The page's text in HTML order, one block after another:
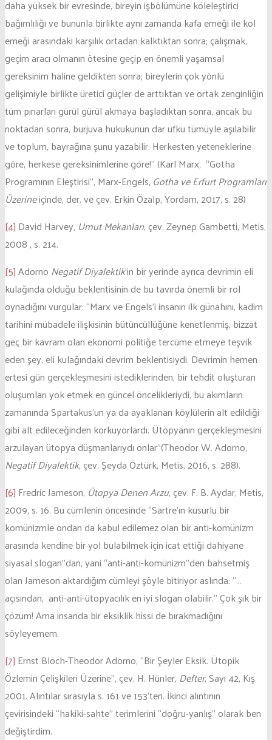
daha yüksek bir evresinde, bireyin işbölümüne köleleştirici
bağımlılığı ve bununla birlikte aynı zamanda kafa emeği ile kol
emeği arasındaki karşılık ortadan kalktıktan sonra; çalışmak,
geçim aracı olmanın ötesine geçip en önemli yaşamsal
gereksinim haline geldikten sonra; bireylerin çok yönlü
gelişimiyle birlikte üretici güçler de arttıktan ve ortak zenginliğin
tüm pınarları gürül gürül akmaya başladıktan sonra, ancak bu
noktadan sonra, burjuva hukukunun dar ufku tümüyle aşılabilir
ve toplum, bayrağına şunu yazabilir: Herkesten yeteneklerine
göre, herkese gereksinimlerine göre!” (Karl Marx, “Gotha
Programının Eleştirisi”, Marx-Engels, Gotha ve Erfurt Programları
Üzerineiçinde, der. ve çev. Erkin Özalp, Yordam, 2017, s. 28)
[4] David Harvey, Umut Mekanları, çev. Zeynep Gambetti, Metis,
2008 , s. 214.
[5]Adorno Negatif Diyalektik’in bir yerinde ayrıca devrimin eli
kulağında olduğu beklentisinin de bu tavırda önemli bir rol
oynadığını vurgular: “Marx ve Engels’i insanın ilk günahını, kadim
tarihini mübadele ilişkisinin bütüncüllüğüne kenetlenmiş, bizzat
geç bir kavram olan ekonomi politiğe tercüme etmeye teşvik
eden şey, eli kulağındaki devrim beklentisiydi. Devrimin hemen
ertesi gün gerçekleşmesini istediklerinden, bir tehdit oluşturan
oluşumları yok etmek en güncel öncelikleriydi, bu akımların
zamanında Spartakus’un ya da ayaklanan köylülerin alt edildiği
gibi alt edileceğinden korkuyorlardı. Ütopyanın gerçekleşmesini
arzulayan ütopya düşmanlarıydı onlar”(Theodor W. Adorno,
Negatif Diyalektik, çev. Şeyda Öztürk, Metis, 2016, s. 288).
[6] Fredric Jameson, Ütopya Denen Arzu, çev. F. B. Aydar, Metis,
2009, s. 16. Bu cümlenin öncesinde “Sartre’ın kusurlu bir
komünizmle ondan da kabul edilemez olan bir anti-komünizm
arasında kendine bir yol bulabilmek için icat ettiği dahiyane
siyasal slogan”dan, yani “anti-anti-komünizm”den bahsetmiş
olan Jameson aktardığım cümleyi şöyle bitiriyor aslında: “…
açısından, anti-anti-ütopyacılık en iyi slogan olabilir.” Çok şık bir
çözüm! Ama insanda bir eksiklik hissi de bırakmadığını
söyleyemem.
[7] Ernst Bloch-Theodor Adorno, “Bir Şeyler Eksik. Ütopik
Özlemin Çelişkileri Üzerine”, çev. H. Hünler, Defter, Sayı 42, Kış
2001. Alıntılar sırasıyla s. 161 ve 153’ten. İkinci alıntının
çevirisindeki “hakiki-sahte” terimlerini “doğru-yanlış” olarak ben
değiştirdim.